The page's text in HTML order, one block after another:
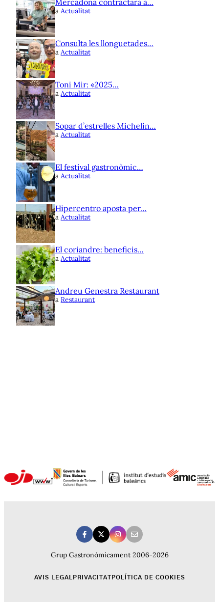
Mercadona contractarà a…
a Actualitat
Consulta les llonguetades…
a Actualitat
Toni Mir: «2025…
a Actualitat
Sopar d’estrelles Michelin…
a Actualitat
El festival gastronòmic…
a Actualitat
Hipercentro aposta per…
a Actualitat
El coriandre: beneficis…
a Actualitat
Andreu Genestra Restaurant
a Restaurant
Grup Gastronòmicament 2006-2026
AVIS LEGAL PRIVACITAT POLÍTICA DE COOKIES